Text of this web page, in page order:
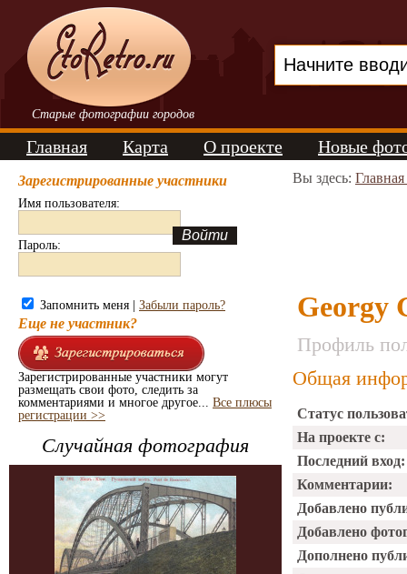
Старые фотографии городов
Главная Карта О проекте Новые
Зарегистрированные участники
Имя пользователя:
Пароль:
Запомнить меня | Забыли пароль?
Еще не участник?
Зарегистрированные участники могут
размещать свои фото, следить за
комментариями и многое другое... Все плюсы
регистрации >>
Случайная фотография
Вы здесь:
Georgy
Профиль
Общая
Статус
На проекте с:
Последний вход:
Комментарии:
Добавлено
Добавлено
Дополнено